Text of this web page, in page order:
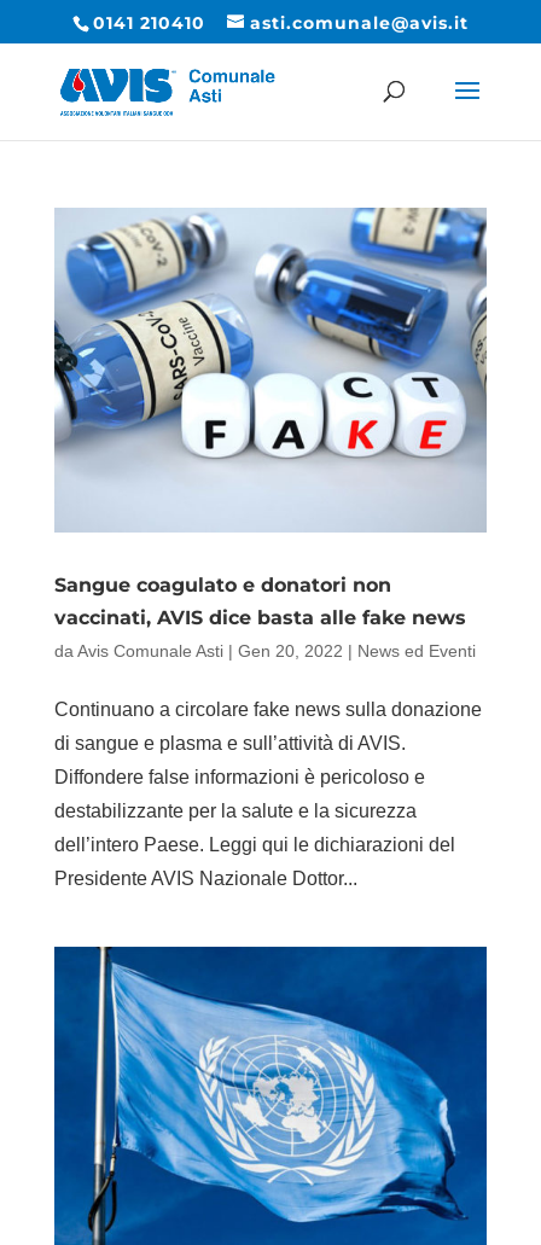
0141 210410 asti.comunale@avis.it
Sangue coagulato e donatori non
vaccinati, AVIS dice basta alle fake news
da Avis Comunale Asti| Gen 20, 2022 | News ed Eventi
Continuano a circolare fake news sulla donazione
di sangue e plasma e sull’attività di AVIS.
Diffondere false informazioni è pericoloso e
destabilizzante per la salute e la sicurezza
dell’intero Paese. Leggi qui le dichiarazioni del
Presidente AVIS Nazionale Dottor...